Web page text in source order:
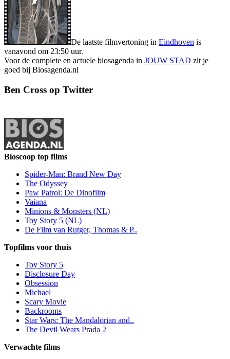
De laatste filmvertoning in Eindhoven is
vanavond om 23:50 uur.
Voor de complete en actuele biosagenda in JOUW STAD zit je
goed bij Biosagenda.nl
Ben Cross op Twitter
Bioscoop top films
Spider-Man: Brand New Day
The Odyssey
Paw Patrol: De Dinofilm
Vaiana
Minions & Monsters (NL)
Toy Story 5 (NL)
De Film van Rutger, Thomas & P..
Topfilms voor thuis
Toy Story 5
Disclosure Day
Obsession
Michael
Scary Movie
Backrooms
Star Wars: The Mandalorian and..
The Devil Wears Prada 2
Verwachte films